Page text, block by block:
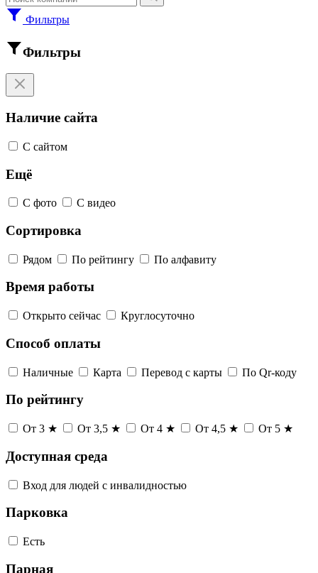
Фильтры
Фильтры
Наличие сайта
С сайтом
Ещё
С фото С видео
Сортировка
Рядом По рейтингу По алфавиту
Время работы
Открыто сейчас Круглосуточно
Способ оплаты
Наличные Карта Перевод с карты По Qr-коду
По рейтингу
От 3 ★ От 3,5 ★ От 4 ★ От 4,5 ★ От 5 ★
Доступная среда
Вход для людей с инвалидностью
Парковка
Есть
Парная